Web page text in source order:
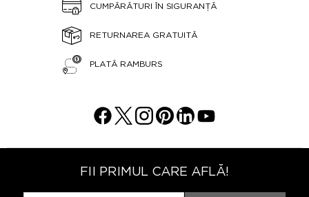
CUMPĂRĂTURI ÎN SIGURANȚĂ
RETURNAREA GRATUITĂ
PLATĂ RAMBURS
FII PRIMUL CARE AFLĂ!